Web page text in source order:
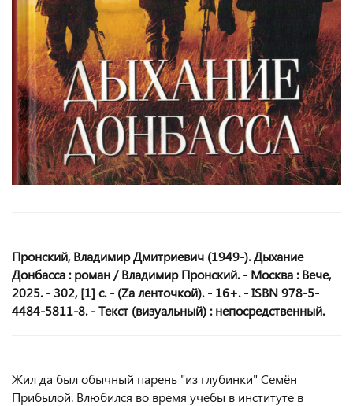
Пронский, Владимир Дмитриевич (1949-). Дыхание
Донбасса : роман / Владимир Пронский. - Москва : Вече,
2025. - 302, [1] с. - (Za ленточкой). - 16+. - ISBN 978-5-
4484-5811-8. - Текст (визуальный) : непосредственный.
Жил да был обычный парень "из глубинки" Семён
Прибылой. Влюбился во время учебы в институте в